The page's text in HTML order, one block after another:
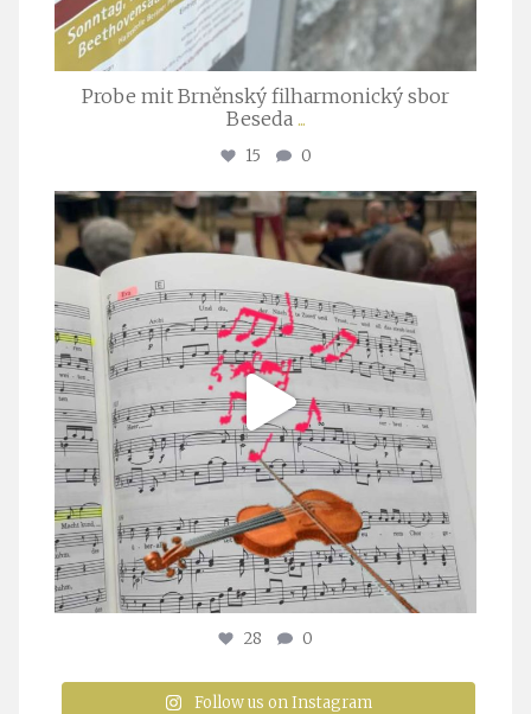
Probe mit Brněnský filharmonický sbor
Beseda ...
15 0
stuttgarter_oratorienchor
Juli 23
28 0
Follow us on Instagram